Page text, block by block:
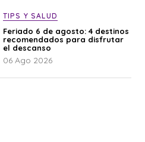
TIPS Y SALUD
Feriado 6 de agosto: 4 destinos
recomendados para disfrutar
el descanso
06 Ago 2026